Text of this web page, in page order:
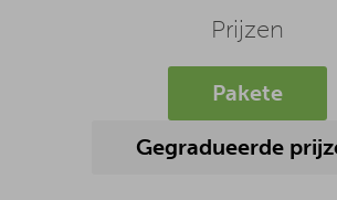
Prijzen
Pakete
Gegradueerde